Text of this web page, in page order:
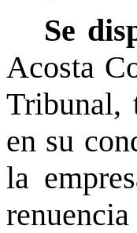
Se
Acosta
Tribunal,
en su
la